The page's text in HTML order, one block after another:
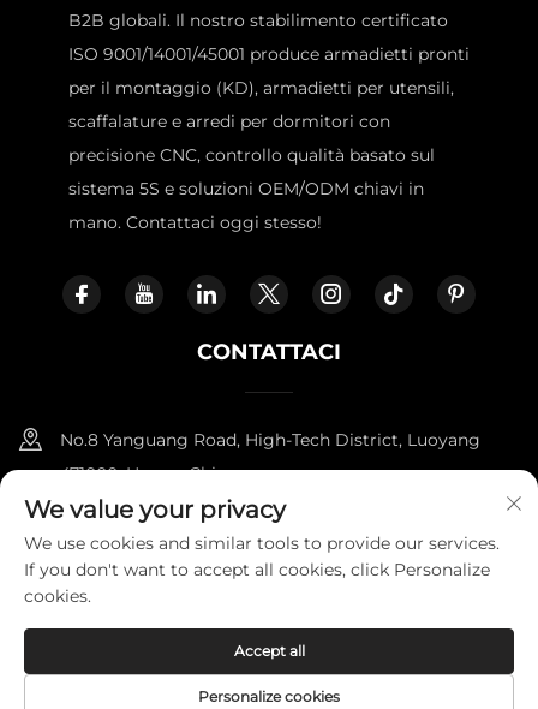
B2B globali. Il nostro stabilimento certificato
ISO 9001/14001/45001 produce armadietti pronti
per il montaggio (KD), armadietti per utensili,
scaffalature e arredi per dormitori con
precisione CNC, controllo qualità basato sul
sistema 5S e soluzioni OEM/ODM chiavi in
mano. Contattaci oggi stesso!
CONTATTACI
No.8 Yanguang Road, High-Tech District, Luoyang
471000, Henan, China.
+86-18338800729
[email protected]
Copyright © 2025 di LUOYANG FURNITOPPER IMPORT AND
EXPORT TRADING CO., LTD. Informativa sulla privacy
We value your privacy
We use cookies and similar tools to provide our services.
If you don't want to accept all cookies, click Personalize
cookies.
Personalize cookies
Accept all